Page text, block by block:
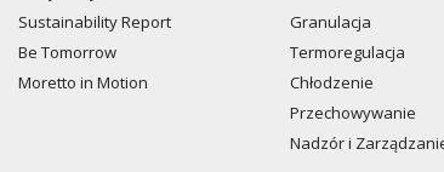
Sustainability Report
Be Tomorrow
Moretto in Motion
Granulacja
Termoregulacja
Chłodzenie
Przechowywanie
Nadzór i